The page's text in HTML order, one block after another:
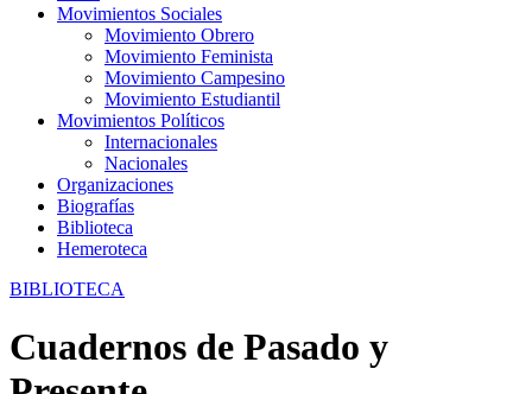
Movimientos Sociales
Movimiento Obrero
Movimiento Feminista
Movimiento Campesino
Movimiento Estudiantil
Movimientos Políticos
Internacionales
Nacionales
Organizaciones
Biografías
Biblioteca
Hemeroteca
BIBLIOTECA
Cuadernos de Pasado y